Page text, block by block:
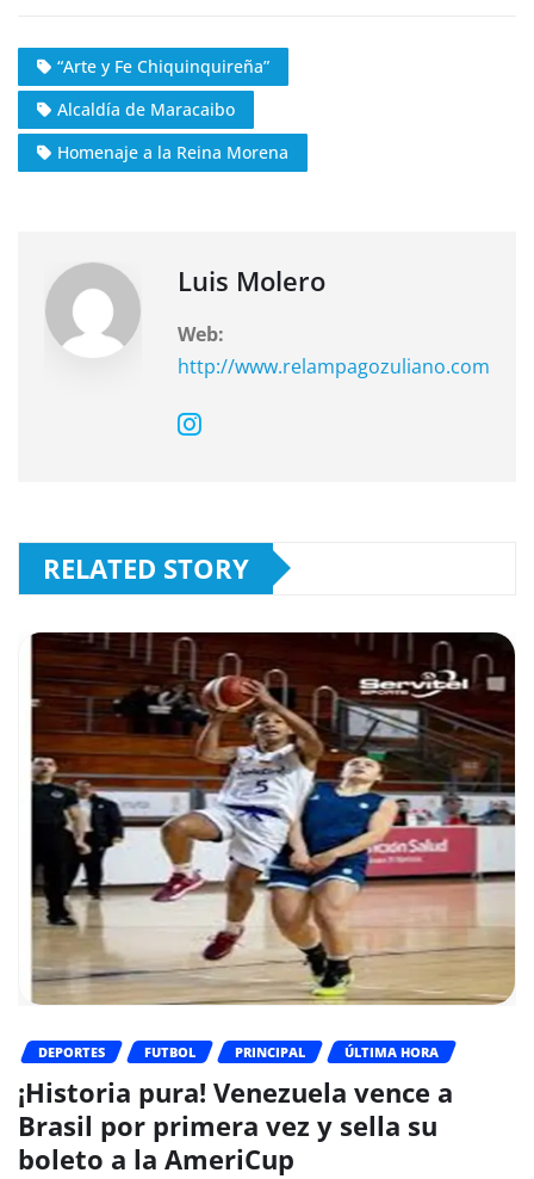
c
e
b
o
at
s
A
p
e
gr
a
m
“Arte y Fe Chiquinquireña”
Alcaldía de Maracaibo
Homenaje a la Reina Morena
Luis Molero
Web:
http://www.relampagozuliano.com
RELATED STORY
DEPORTES FUTBOL PRINCIPAL ÚLTIMA HORA
¡Historia pura! Venezuela vence a
Brasil por primera vez y sella su
boleto a la AmeriCup